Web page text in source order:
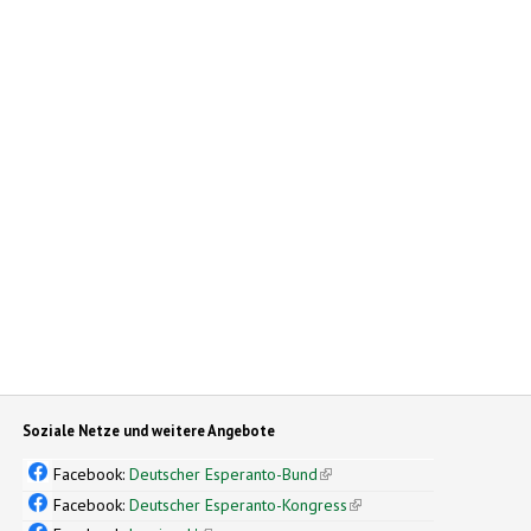
Soziale Netze und weitere Angebote
Facebook:Deutscher Esperanto-Bund(link is external)
Facebook:Deutscher Esperanto-Kongress(link is external)